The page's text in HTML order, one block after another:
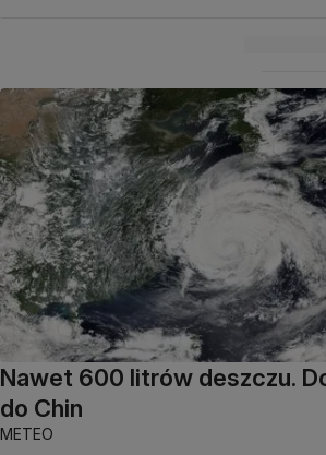
Nawet 600 litrów deszczu.
do Chin
METEO